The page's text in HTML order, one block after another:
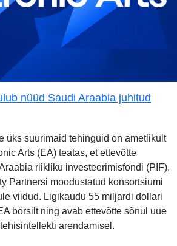
nüüd Saudi Araabia juhitud
üks suurimaid tehinguid on ametlikult
Arts (EA) teatas, et ettevõtte
riikliku investeerimisfondi (PIF),
Partnersi moodustatud konsortsiumi
viidud. Ligikaudu 55 miljardi dollari
börsilt ning avab ettevõtte sõnul uue
arendamisel.